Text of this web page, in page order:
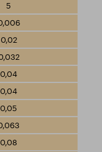
5
0,02
0,04
0,04
0,05
0,08